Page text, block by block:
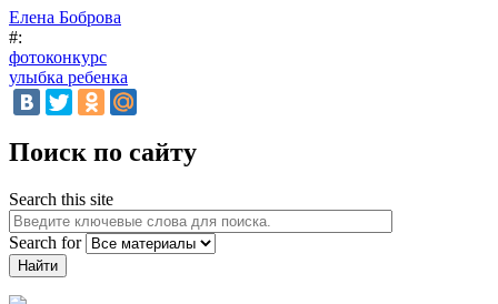
Елена Боброва
#:
фотоконкурс
улыбка ребенка
Поиск по сайту
Search this site
Search for